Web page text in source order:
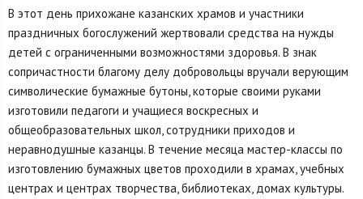
В этот день прихожане казанских храмов и участники
праздничных богослужений жертвовали средства на нужды
детей с ограниченными возможностями здоровья. В знак
сопричастности благому делу добровольцы вручали верующим
символические бумажные бутоны, которые своими руками
изготовили педагоги и учащиеся воскресных и
общеобразовательных школ, сотрудники приходов и
неравнодушные казанцы. В течение месяца мастер-классы по
изготовлению бумажных цветов проходили в храмах, учебных
центрах и центрах творчества, библиотеках, домах культуры.